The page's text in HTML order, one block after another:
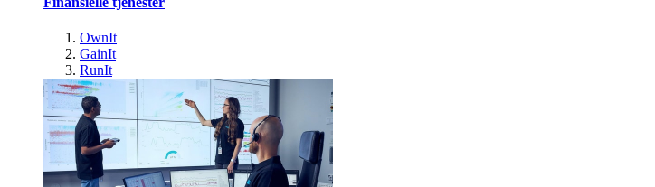
OwnIt
GainIt
RunIt